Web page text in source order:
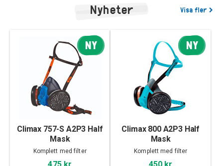
Nyheter Visa fler
NY
Climax 757-S A2P3 Half
Mask
Komplett med filter
NY
Climax 800 A2P3 Half
Mask
Komplett med filter